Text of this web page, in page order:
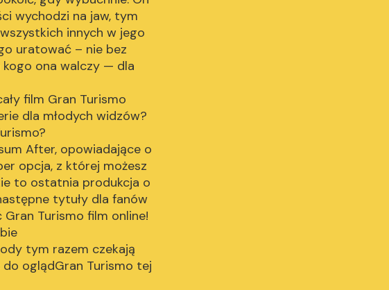
wychodzi na jaw, tym
innych w jego
uratować – nie bez
kogo ona walczy — dla
film Gran Turismo
dla młodych widzów?
After, opowiadające o
opcja, z której możesz
to ostatnia produkcja o
tytuły dla fanów
Turismo film online!
tym razem czekają
oglądGran Turismo tej